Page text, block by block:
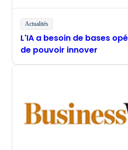
Actualités
L'IA a besoin de bases
de pouvoir innover